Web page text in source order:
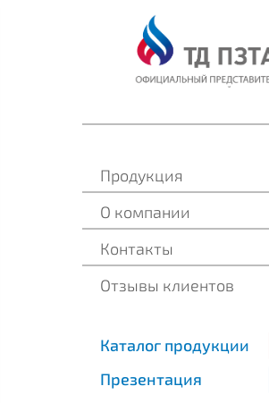
Продукция
О компании
Контакты
Отзывы клиентов
Каталог продукции
Презентация